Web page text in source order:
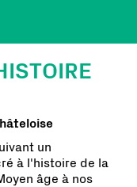
un
à l'histoire de la
âge à nos